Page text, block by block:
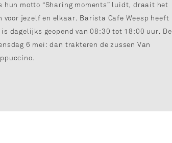
hun motto “Sharing moments” luidt, draait het
voor jezelf en elkaar. Barista Cafe Weesp heeft
dagelijks geopend van 08:30 tot 18:00 uur. De
6 mei: dan trakteren de zussen Van